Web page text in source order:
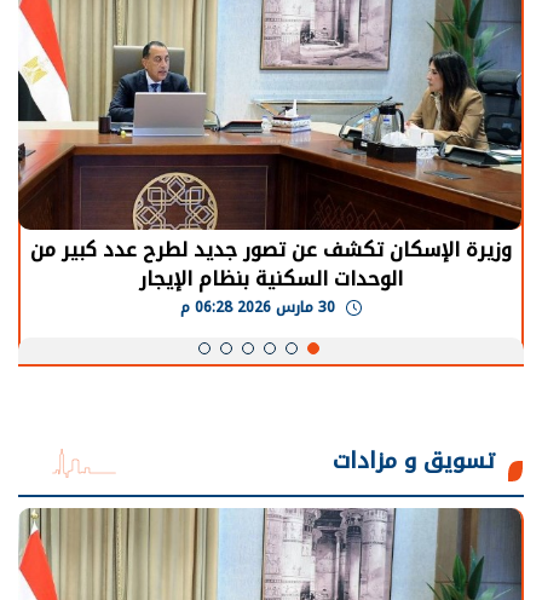
الرئيس السيسي: توقف الأنشطة في قطاع الطاقة
يحتاج إلى سنوات لعودة معدلات الإنتاج الطبيعية
تسويق و مزادات